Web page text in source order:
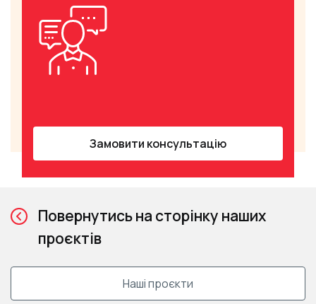
Замовити консультацію
Повернутись на сторінку наших
проєктів
Наші проєкти